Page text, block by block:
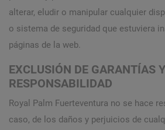
alterar, eludir o manipular cualquier
o sistema de seguridad que estuviera
páginas de la web.
EXCLUSIÓN DE GARANTÍAS Y
RESPONSABILIDAD
Royal Palm Fuerteventura no se hace
caso, de los daños y perjuicios de